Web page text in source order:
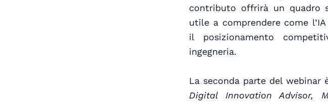
contributo offrirà un quadro
utile a comprendere come
il posizionamento
ingegneria.
La seconda parte del webinar
Digital Innovation Advisor,